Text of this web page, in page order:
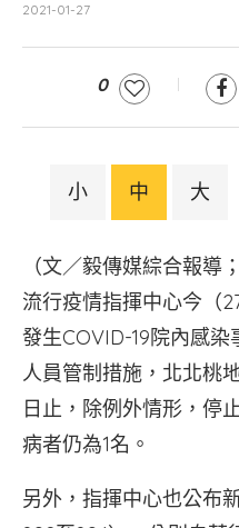
2021-01-27
0
小 中 大
（文／毅傳媒綜合報導
流行疫情指揮中心今（
發生COVID-19院內感
人員管制措施，北北桃
日止，除例外情形，停
病者仍為1名。
另外，指揮中心也公布